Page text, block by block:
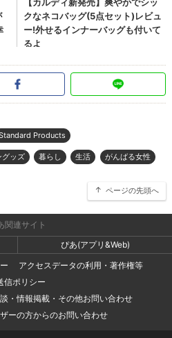
Products
グッズ 暮らし 生活 がんばる女性
ページの先頭へ
関連サイト
ぴあ(アプリ&Web)
アクセスデータの利用・著作権等
信ポリシー
・情報掲載・その他お問い合わせ
ーの方からのお問い合わせ